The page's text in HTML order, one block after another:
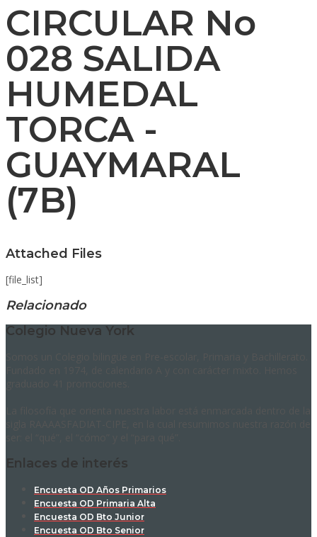
CIRCULAR No
028 SALIDA
HUMEDAL
TORCA -
GUAYMARAL
(7B)
Attached Files
[file_list]
Relacionado
Colegio Nueva York
Enlaces de interés
Encuesta OD Años Primarios
Encuesta OD Primaria Alta
Encuesta OD Bto Junior
Encuesta OD Bto Senior